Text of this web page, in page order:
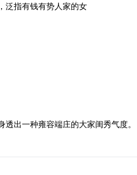
泛指有钱有势人家的女
出一种雍容端庄的大家闺秀气度。